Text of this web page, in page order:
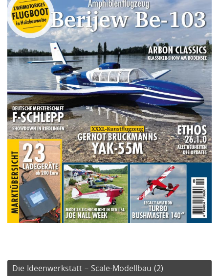
Die Ideenwerkstatt – Scale-Modellbau (2)